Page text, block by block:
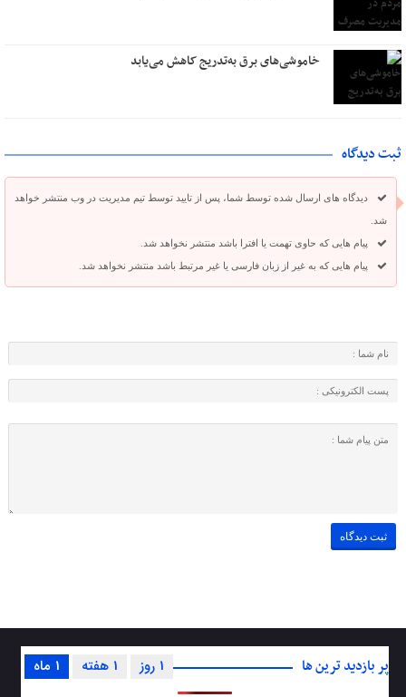
خاموشی‌های برق به‌تدریج کاهش می‌یابد
ثبت دیدگاه
دیدگاه های ارسال شده توسط شما، پس از تایید توسط تیم مدیریت در وب منتشر خواهد
شد.
پیام هایی که حاوی تهمت یا افترا باشد منتشر نخواهد شد.
پیام هایی که به غیر از زبان فارسی یا غیر مرتبط باشد منتشر نخواهد شد.
پر بازدید ترین ها 1 ماه 1 هفته 1 روز